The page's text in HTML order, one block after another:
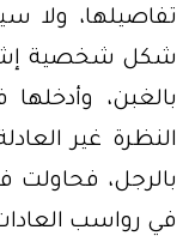
تفاصيلها، ولا
شكل شخصية
بالغبن،
النظرة غير
بالرجل، فحاولت
في رواسب العادات